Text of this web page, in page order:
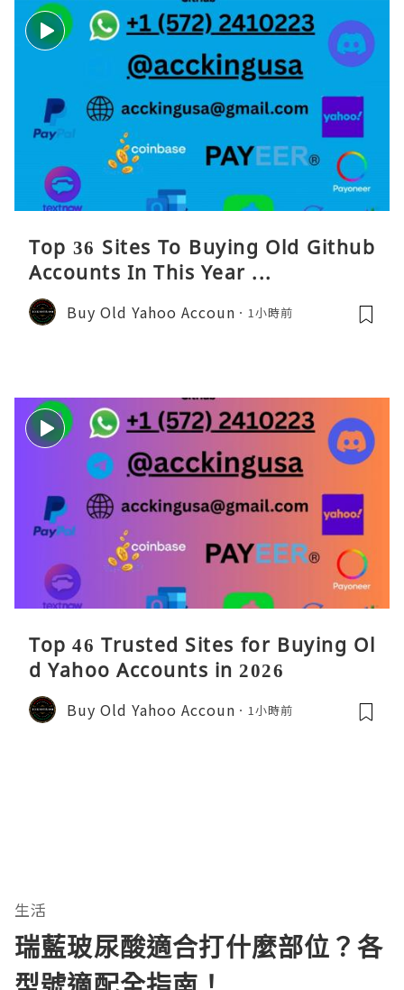
Top 36 Sites To Buying Old Github
Accounts In This Year ...
Buy Old Yahoo Accoun 1小時前
Top 46 Trusted Sites for Buying Ol
d Yahoo Accounts in 2026
Buy Old Yahoo Accoun 1小時前
生活
瑞藍玻尿酸適合打什麼部位？各